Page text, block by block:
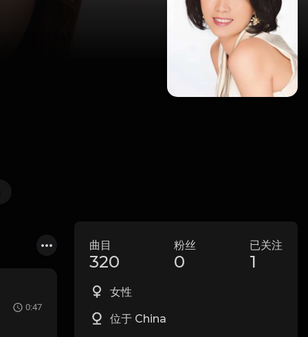
0:47
曲目
320
粉丝
0
已关注
1
女性
位于 China